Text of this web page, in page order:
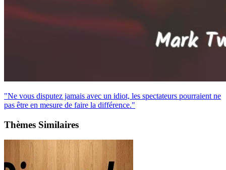
"Ne vous disputez jamais avec un idiot, les spectateurs pourraient ne
pas être en mesure de faire la différence."
Thèmes Similaires